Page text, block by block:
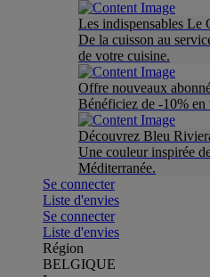
Les indispensables Le
De la cuisson au
de votre cuisine.
Offre nouveaux
Bénéficiez de -10% en
Découvrez Bleu
Une couleur inspirée
Méditerranée.
Se connecter
Liste d'envies
Se connecter
Liste d'envies
Région
BELGIQUE